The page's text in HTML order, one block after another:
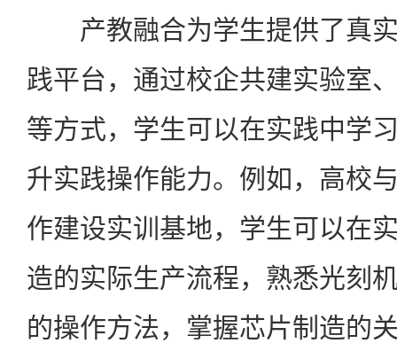
产教融合为学生提供了真实
践平台，通过校企共建实验室
等方式，学生可以在实践中学
升实践操作能力。例如，高校
作建设实训基地，学生可以在
造的实际生产流程，熟悉光刻
的操作方法，掌握芯片制造的